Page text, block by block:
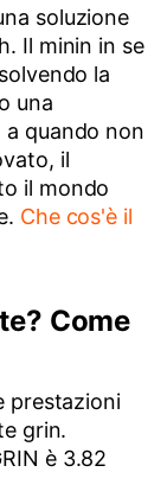
soluzione
Il minin in se
la
una
quando non
il
il mondo
Che cos'è il
Come
prestazioni
grin.
è 3.82